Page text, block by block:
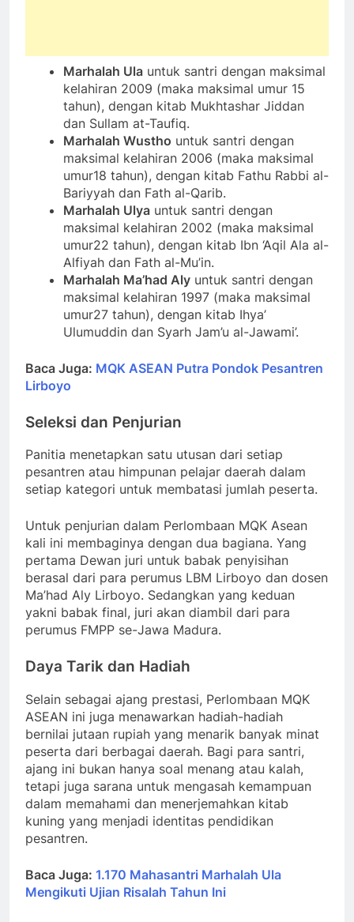
Marhalah Ula untuk santri dengan maksimal
kelahiran 2009 (maka maksimal umur 15
tahun), dengan kitab Mukhtashar Jiddan
dan Sullam at-Taufiq.
Marhalah Wustho untuk santri dengan
maksimal kelahiran 2006 (maka maksimal
umur18 tahun), dengan kitab Fathu Rabbi al-
Bariyyah dan Fath al-Qarib.
Marhalah Ulya untuk santri dengan
maksimal kelahiran 2002 (maka maksimal
umur22 tahun), dengan kitab Ibn ‘Aqil Ala al-
Alfiyah dan Fath al-Mu’in.
Marhalah Ma’had Aly untuk santri dengan
maksimal kelahiran 1997 (maka maksimal
umur27 tahun), dengan kitab Ihya’
Ulumuddin dan Syarh Jam’u al-Jawami’.
Baca Juga: MQK ASEAN Putra Pondok Pesantren
Lirboyo
Seleksi dan Penjurian
Panitia menetapkan satu utusan dari setiap
pesantren atau himpunan pelajar daerah dalam
setiap kategori untuk membatasi jumlah peserta.
Untuk penjurian dalam Perlombaan MQK Asean
kali ini membaginya dengan dua bagiana. Yang
pertama Dewan juri untuk babak penyisihan
berasal dari para perumus LBM Lirboyo dan dosen
Ma’had Aly Lirboyo. Sedangkan yang keduan
yakni babak final, juri akan diambil dari para
perumus FMPP se-Jawa Madura.
Daya Tarik dan Hadiah
Selain sebagai ajang prestasi, Perlombaan MQK
ASEAN ini juga menawarkan hadiah-hadiah
bernilai jutaan rupiah yang menarik banyak minat
peserta dari berbagai daerah. Bagi para santri,
ajang ini bukan hanya soal menang atau kalah,
tetapi juga sarana untuk mengasah kemampuan
dalam memahami dan menerjemahkan kitab
kuning yang menjadi identitas pendidikan
pesantren.
Baca Juga: 1.170 Mahasantri Marhalah Ula
Mengikuti Ujian Risalah Tahun Ini